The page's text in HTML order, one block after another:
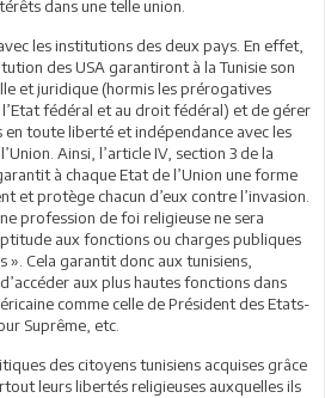
dans une telle union.
les institutions des deux pays. En effet,
des USA garantiront à la Tunisie son
et juridique (hormis les prérogatives
l’Etat fédéral et au droit fédéral) et de gérer
toute liberté et indépendance avec les
Ainsi, l’article IV, section 3 de la
à chaque Etat de l’Union une forme
et protège chacun d’eux contre l’invasion.
profession de foi religieuse ne sera
aux fonctions ou charges publiques
». Cela garantit donc aux tunisiens,
aux plus hautes fonctions dans
comme celle de Président des Etats-
Suprême, etc.
des citoyens tunisiens acquises grâce
leurs libertés religieuses auxquelles ils